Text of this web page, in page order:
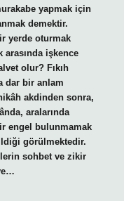
yapmak için
demektir.
yerde oturmak
işkence
olur? Fıkıh
dar bir anlam
akdinden sonra,
aralarında
engel bulunmamak
görülmektedir.
sohbet ve zikir